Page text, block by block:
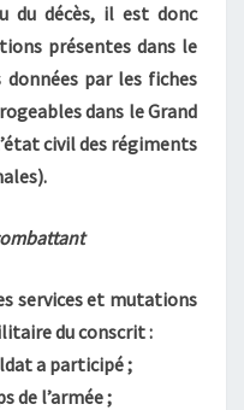
du décès, il est donc
présentes dans le
par les fiches
dans le Grand
civil des régiments
services et mutations
du conscrit :
a participé ;
de l’armée ;